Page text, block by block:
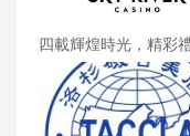
四載輝煌時光，精彩
慶一整月